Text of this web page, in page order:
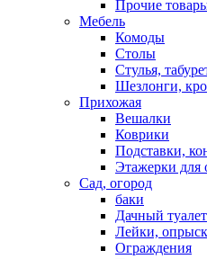
Прочие
Мебель
Комоды
Столы
Стулья,
Шезлонги,
Прихожая
Вешалки
Коврики
Подставки,
Этажерки для
Сад, огород
баки
Дачный туалет
Лейки,
Ограждения